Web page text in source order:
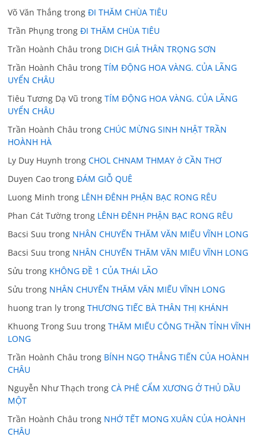
Võ Văn Thắng trongĐI THĂM CHÙA TIÊU
Trần Phụng trongĐI THĂM CHÙA TIÊU
Trần Hoành Châu trong DICH GIẢ THÂN TRỌNG SƠN
Trần Hoành Châu trongTÍM ĐỘNG HOA VÀNG. CỦA LÃNG
UYỂN CHÂU
Tiêu Tương Dạ Vũ trongTÍM ĐỘNG HOA VÀNG. CỦA LÃNG
UYỂN CHÂU
Trần Hoành Châu trongCHÚC MỪNG SINH NHẬT TRẦN
HOÀNH HÀ
Ly Duy Huynh trongCHOL CHNAM THMAY ở CẦN THƠ
Duyen Cao trongĐÁM GIỖ QUÊ
Luong Minh trong LÊNH ĐÊNH PHẬN BẠC RONG RÊU
Phan Cát Tường trong LÊNH ĐÊNH PHẬN BẠC RONG RÊU
Bacsi Suu trong NHÂN CHUYẾN THĂM VĂN MIẾU VĨNH LONG
Bacsi Suu trong NHÂN CHUYẾN THĂM VĂN MIẾU VĨNH LONG
Sửu trong KHÔNG ĐỀ 1 CỦA THÁI LÃO
Sửu trong NHÂN CHUYẾN THĂM VĂN MIẾU VĨNH LONG
huong tran ly trongTHƯƠNG TIẾC BÀ THÂN THỊ KHÁNH
Khuong Trong Suu trongTHĂM MIẾU CÔNG THẦN TỈNH VĨNH
LONG
Trần Hoành Châu trong BÍNH NGỌ THẲNG TIẾN CỦA HOÀNH
CHÂU
Nguyễn Như Thạch trongCÀ PHÊ CẨM XƯƠNG Ở THỦ DẦU
MỘT
Trần Hoành Châu trong NHỚ TẾT MONG XUÂN CỦA HOÀNH
CHÂU